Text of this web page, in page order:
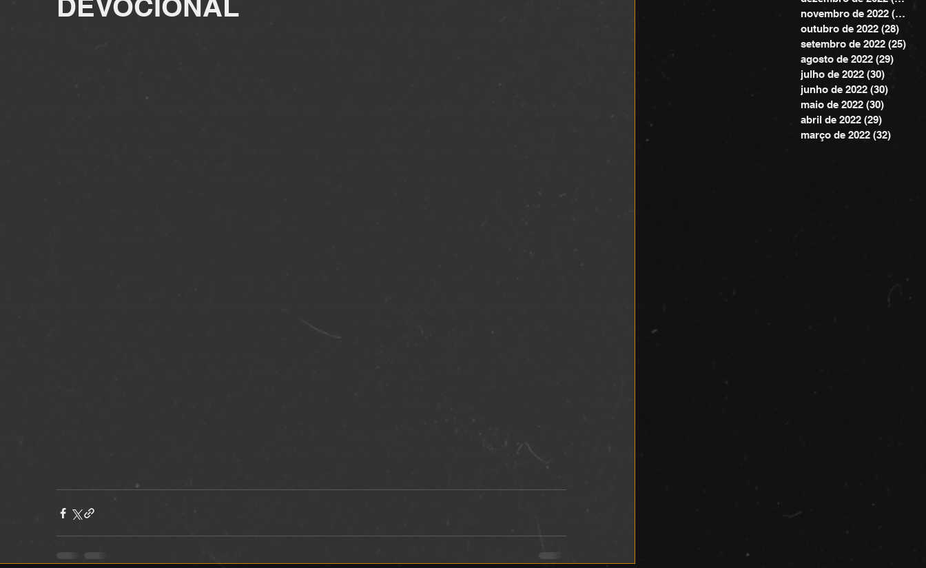
novembro de 2022 (24)
outubro de 2022 (28)
setembro de 2022 (25)
agosto de 2022 (29)
julho de 2022 (30)
junho de 2022 (30)
maio de 2022 (30)
abril de 2022 (29)
março de 2022 (32)